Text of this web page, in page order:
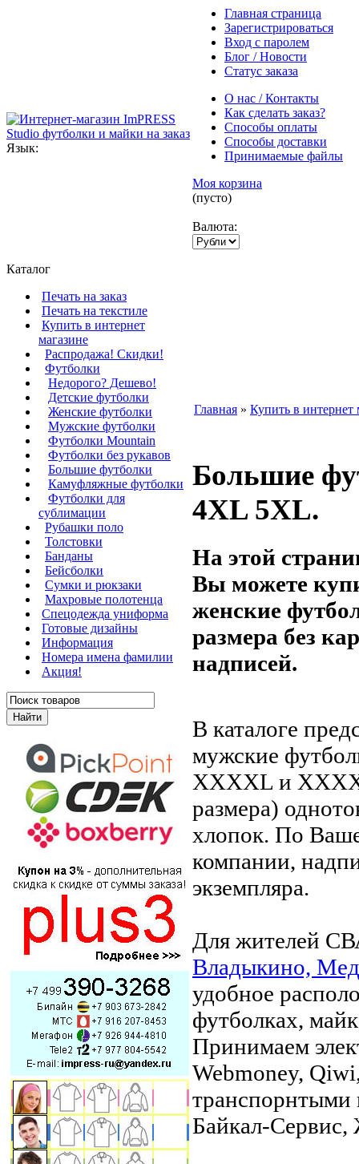
Язык:
Главная страница
Зарегистрироваться
Вход с паролем
Блог / Новости
Статус заказа
О нас / Контакты
Как сделать заказ?
Способы оплаты
Способы доставки
Принимаемые файлы
Моя корзина
(пусто)
Валюта:
Каталог
Печать на заказ
Печать на текстиле
Купить в интернет
магазине
Распродажа! Скидки!
Футболки
Недорого? Дешево!
Детские футболки
Женские футболки
Мужские футболки
Футболки Mountain
Футболки без рукавов
Большие футболки
Камуфляжные футболки
Футболки для
сублимации
Рубашки поло
Толстовки
Банданы
Бейсболки
Сумки и рюкзаки
Махровые полотенца
Cпецодежда униформа
Готовые дизайны
Информация
Номера имена фамилии
Акция!
Главная » Купить в интернет
Большие
4XL 5XL.
На этой
Вы можете
женские
размера без
надписей.
В каталоге
мужские
XXXXL и
размера)
хлопок. По
компании,
экземпляра.
Для жителей
Владыкино,
удобное
футболках,
Принимаем
Webmoney,
Байкал-